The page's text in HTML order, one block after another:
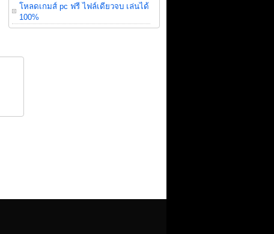
โหลดเกมส์ pc ฟรี ไฟล์เดียวจบ เล่นได้
100%